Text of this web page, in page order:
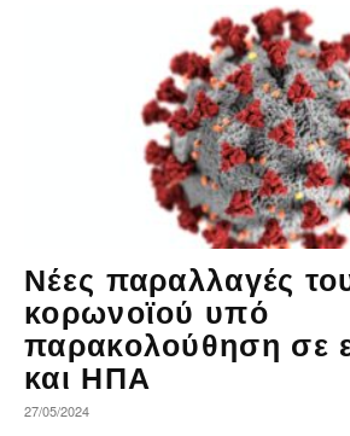
Νέες παραλλαγές
κορωνοϊού υπό
παρακολούθηση σε
και ΗΠΑ
27/05/2024